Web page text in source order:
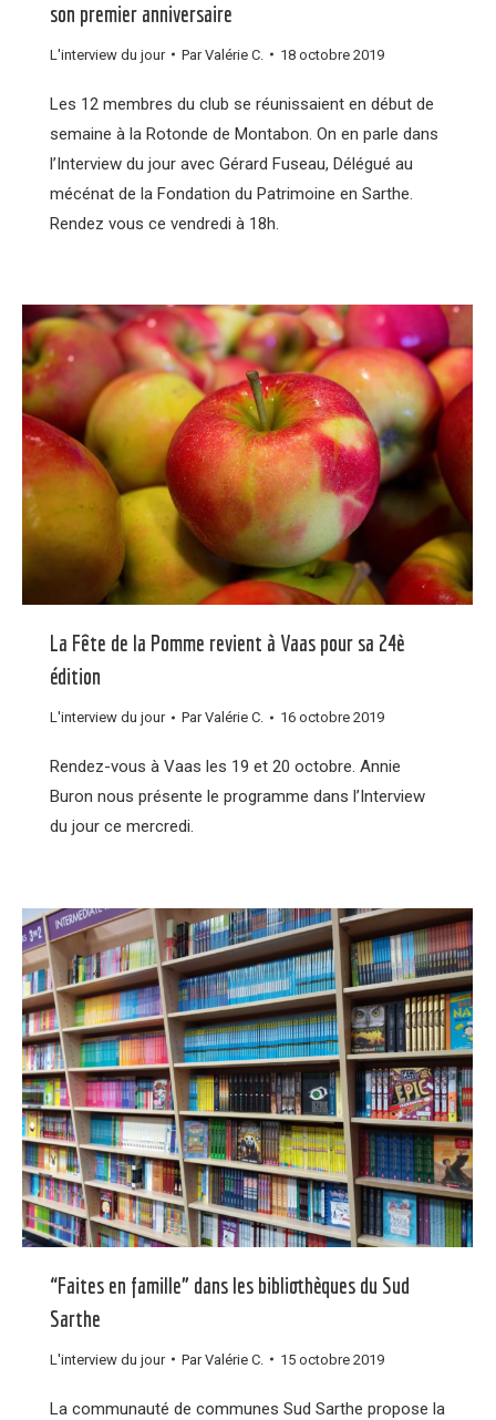
son premier anniversaire
L'interview du jour ParValérie C. 18 octobre 2019
Les 12 membres du club se réunissaient en début de
semaine à la Rotonde de Montabon. On en parle dans
l’Interview du jour avec Gérard Fuseau, Délégué au
mécénat de la Fondation du Patrimoine en Sarthe.
Rendez vous ce vendredi à 18h.
La Fête de la Pomme revient à Vaas pour sa 24è
édition
L'interview du jour ParValérie C. 16 octobre 2019
Rendez-vous à Vaas les 19 et 20 octobre. Annie
Buron nous présente le programme dans l’Interview
du jour ce mercredi.
“Faites en famille” dans les bibliothèques du Sud
Sarthe
L'interview du jour ParValérie C. 15 octobre 2019
La communauté de communes Sud Sarthe propose la